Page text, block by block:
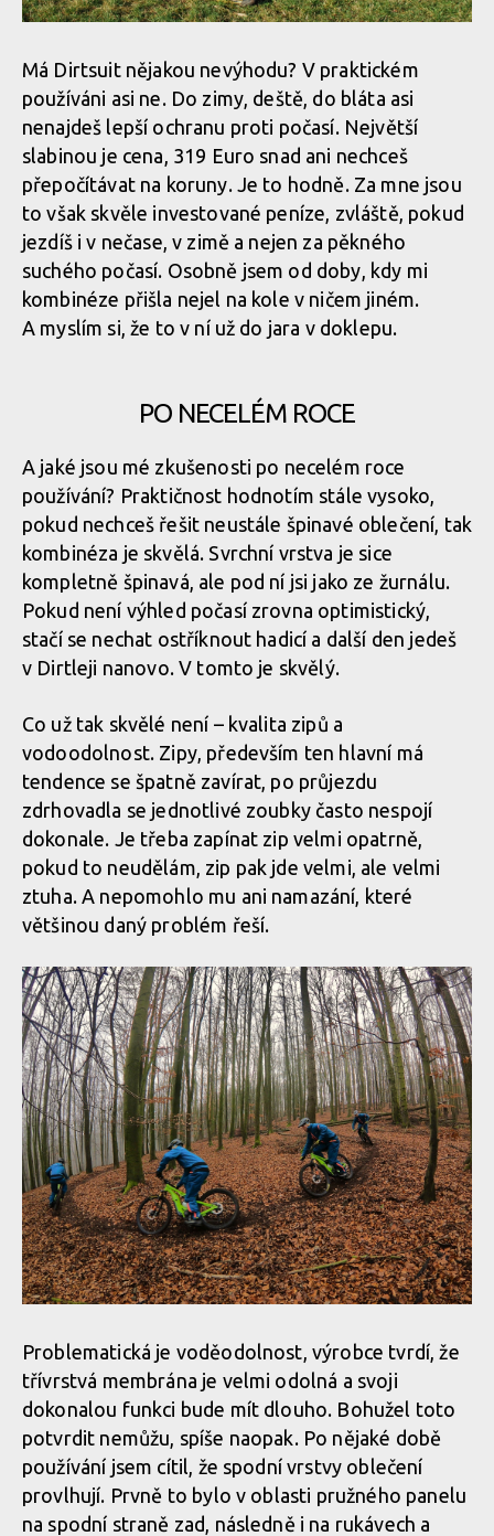
počasí
Test: kombinéza Dirtlej Dirtsuit core edition - a neřešíš špatné
počasí
Test: kombinéza Dirtlej Dirtsuit core edition - a neřešíš špatné
počasí
Má Dirtsuit nějakou nevýhodu? V praktickém
používáni asi ne. Do zimy, deště, do bláta asi
nenajdeš lepší ochranu proti počasí. Největší
slabinou je cena, 319 Euro snad ani nechceš
přepočítávat na koruny. Je to hodně. Za mne jsou
to však skvěle investované peníze, zvláště, pokud
jezdíš i v nečase, v zimě a nejen za pěkného
suchého počasí. Osobně jsem od doby, kdy mi
kombinéze přišla nejel na kole v ničem jiném.
A myslím si, že to v ní už do jara v doklepu.
PO NECELÉM ROCE
A jaké jsou mé zkušenosti po necelém roce
používání? Praktičnost hodnotím stále vysoko,
pokud nechceš řešit neustále špinavé oblečení, tak
kombinéza je skvělá. Svrchní vrstva je sice
kompletně špinavá, ale pod ní jsi jako ze žurnálu.
Pokud není výhled počasí zrovna optimistický,
stačí se nechat ostříknout hadicí a další den jedeš
v Dirtleji nanovo. V tomto je skvělý.
Co už tak skvělé není – kvalita zipů a
vodoodolnost. Zipy, především ten hlavní má
tendence se špatně zavírat, po průjezdu
zdrhovadla se jednotlivé zoubky často nespojí
dokonale. Je třeba zapínat zip velmi opatrně,
pokud to neudělám, zip pak jde velmi, ale velmi
ztuha. A nepomohlo mu ani namazání, které
většinou daný problém řeší.
Problematická je voděodolnost, výrobce tvrdí, že
třívrstvá membrána je velmi odolná a svoji
dokonalou funkci bude mít dlouho. Bohužel toto
potvrdit nemůžu, spíše naopak. Po nějaké době
používání jsem cítil, že spodní vrstvy oblečení
provlhují. Prvně to bylo v oblasti pružného panelu
na spodní straně zad, následně i na rukávech a